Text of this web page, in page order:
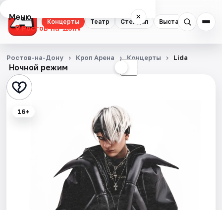
Концерты Театр Стендап Выставки
Меню ×
Ростов-на-Дону
Концерты
Театр
Стендап
Ночной режим ☾
Ростов-на-Дону Кроп Арена Концерты Lida
16+